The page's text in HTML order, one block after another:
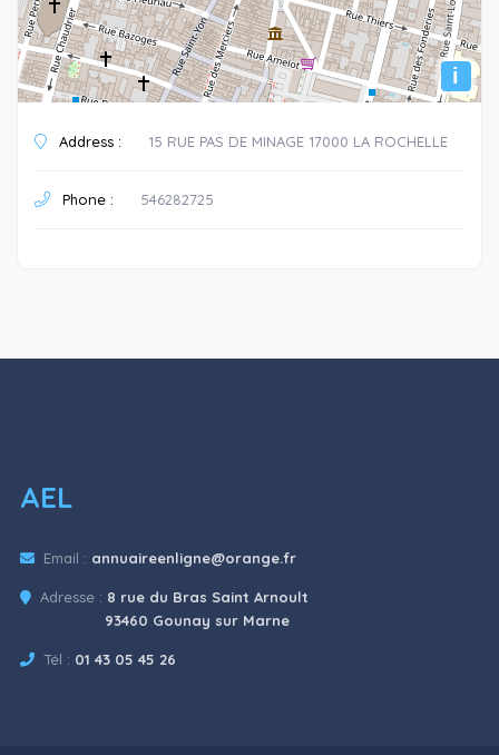
i
Address : 15 RUE PAS DE MINAGE 17000 LA ROCHELLE
Phone : 546282725
AEL
Email : annuaireenligne@orange.fr
Adresse : 8 rue du Bras Saint Arnoult
93460 Gounay sur Marne
Tél : 01 43 05 45 26